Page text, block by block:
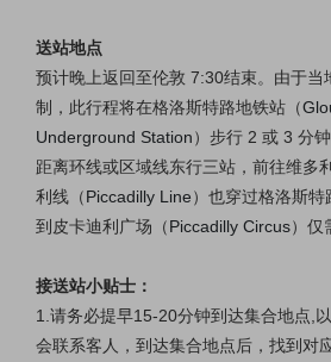
送站地点
预计晚上返回至伦敦 7:30结束。 由于当
制，此行程将在格洛斯特路地铁站（
Underground Station）步行 2 或 3 分
距离环线或区域线东行三站，前往维多
利线（Piccadilly Line）也穿过格洛斯特
到皮卡迪利广场（Piccadilly Circus）仅
接送站小贴士：
1.请务必提早15-20分钟到达集合地点,
会联系客人，到达集合地点后，找到对